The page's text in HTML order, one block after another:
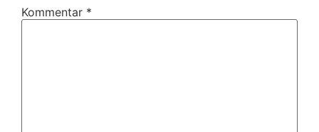
Kommentar *